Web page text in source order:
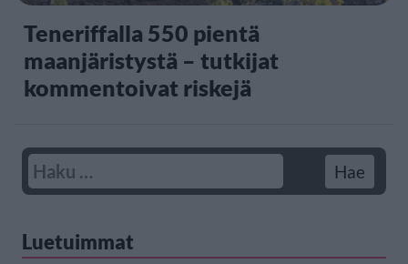
Teneriffalla 550 pientä
maanjäristystä – tutkijat
kommentoivat riskejä
Luetuimmat